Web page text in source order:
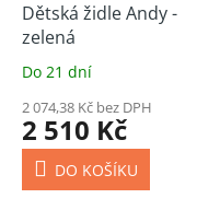
Dětská židle Andy -
zelená
Do 21 dní
2 074,38 Kč bez DPH
2 510 Kč
DO KOŠÍKU